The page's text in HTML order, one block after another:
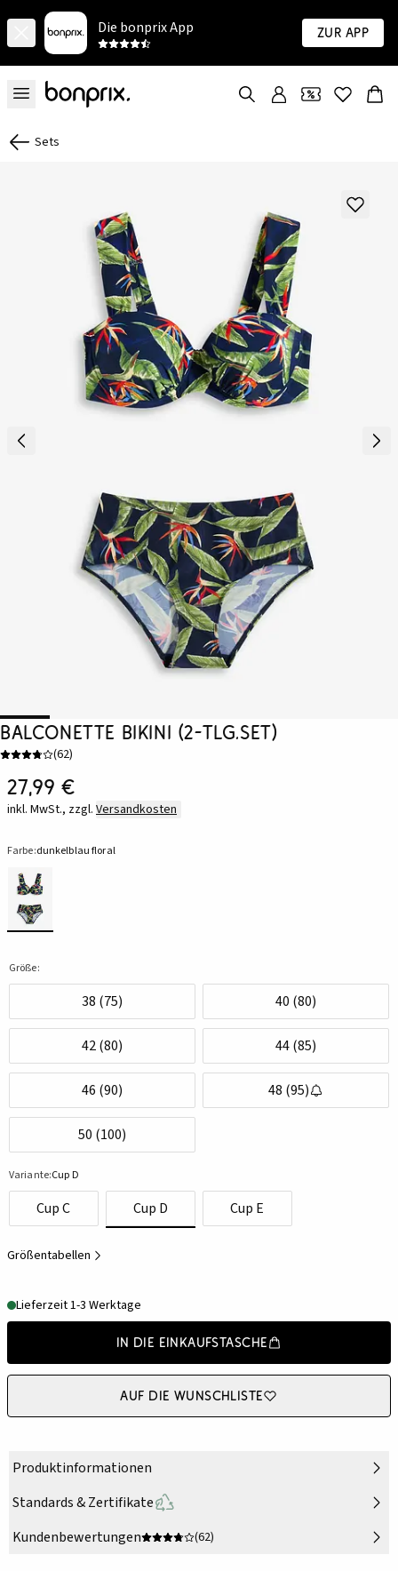
Die bonprix App Zur App
Sets
Balconette Bikini (2-tlg.Set)
(62)
27,99 €
inkl. MwSt., zzgl. Versandkosten
Farbe:dunkelblau floral
Größe:
38 (75) 40 (80)
42 (80) 44 (85)
46 (90) 48 (95)
50 (100)
Variante:Cup D
Cup C Cup D Cup E
Größentabellen
Lieferzeit 1-3 Werktage
In die Einkaufstasche
Auf die Wunschliste
Produktinformationen
Standards & Zertifikate
Kundenbewertungen
(62)